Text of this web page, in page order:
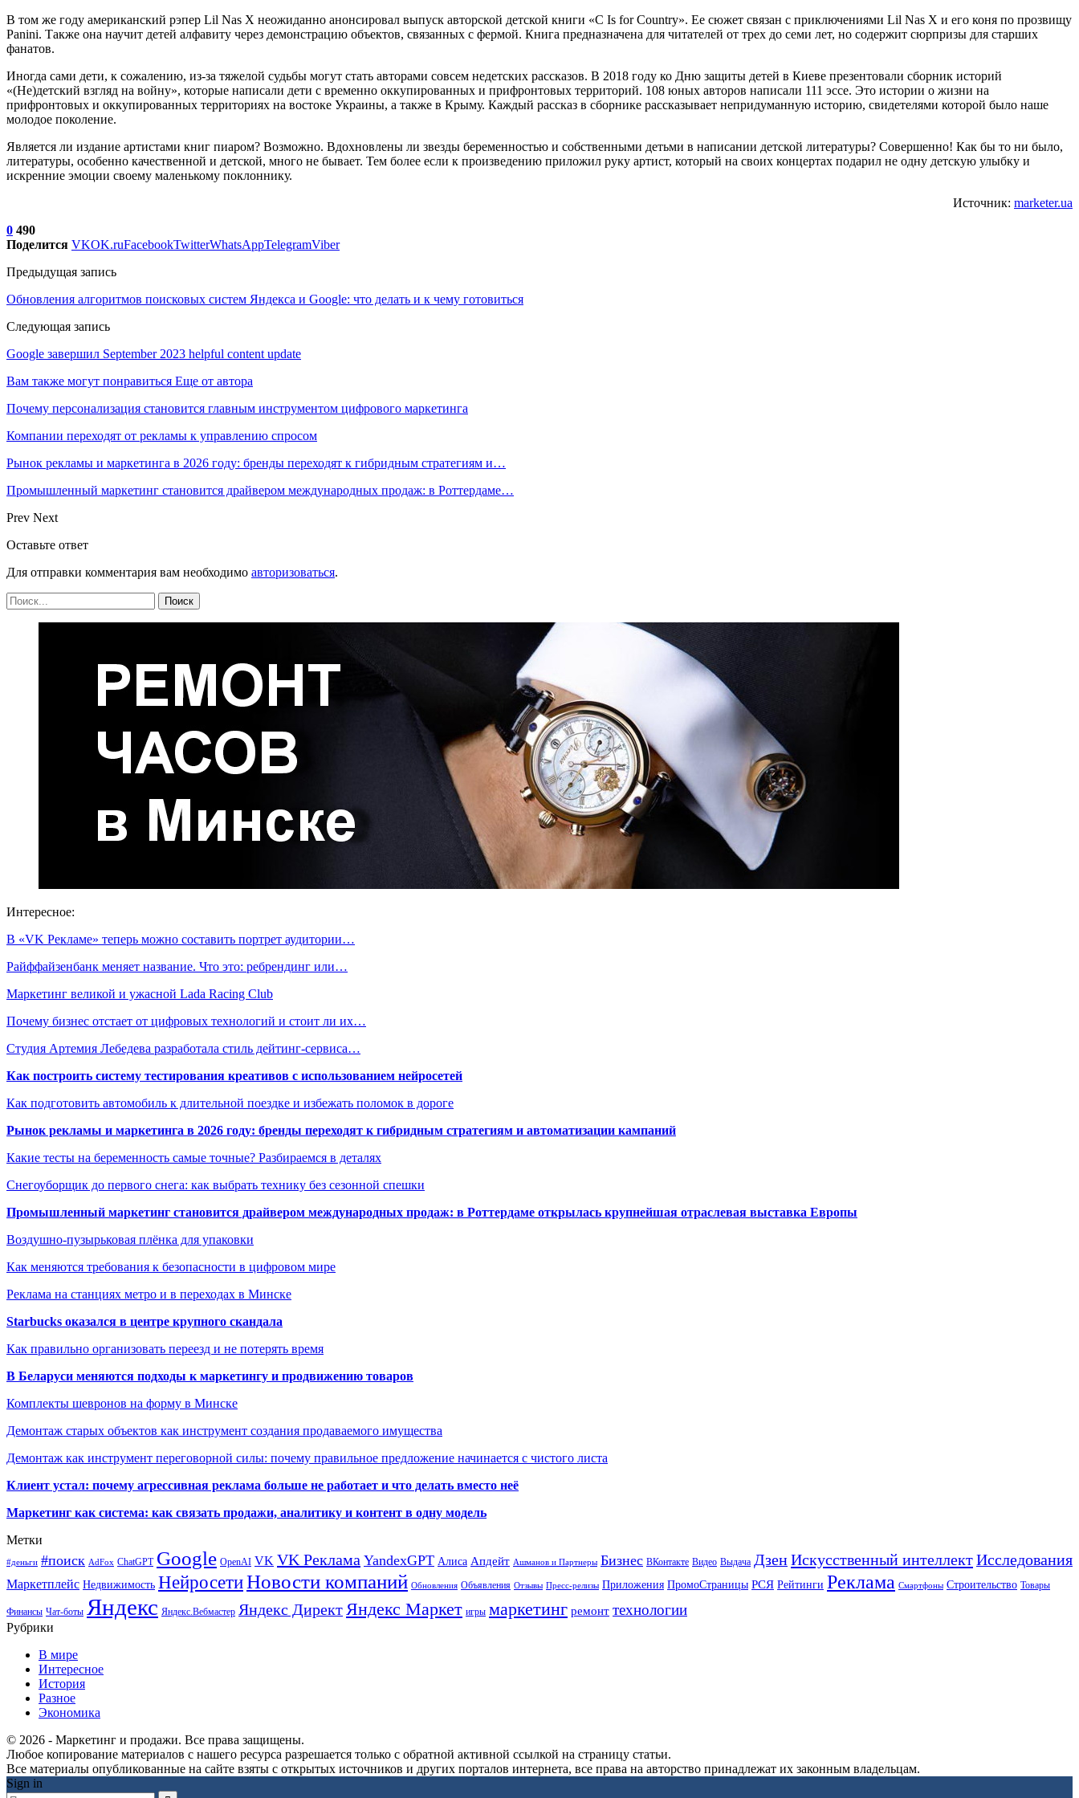
В том же году американский рэпер Lil Nas X неожиданно анонсировал выпуск авторской детской книги «C Is for Country». Ее сюжет связан с приключениями Lil Nas X и его коня по прозвищу
Panini. Также она научит детей алфавиту через демонстрацию объектов, связанных с фермой. Книга предназначена для читателей от трех до семи лет, но содержит сюрпризы для старших
фанатов.
Иногда сами дети, к сожалению, из-за тяжелой судьбы могут стать авторами совсем недетских рассказов. В 2018 году ко Дню защиты детей в Киеве презентовали сборник историй
«(Не)детский взгляд на войну», которые написали дети с временно оккупированных и прифронтовых территорий. 108 юных авторов написали 111 эссе. Это истории о жизни на
прифронтовых и оккупированных территориях на востоке Украины, а также в Крыму. Каждый рассказ в сборнике рассказывает непридуманную историю, свидетелями которой было наше
молодое поколение.
Является ли издание артистами книг пиаром? Возможно. Вдохновлены ли звезды беременностью и собственными детьми в написании детской литературы? Совершенно! Как бы то ни было,
литературы, особенно качественной и детской, много не бывает. Тем более если к произведению приложил руку артист, который на своих концертах подарил не одну детскую улыбку и
искренние эмоции своему маленькому поклоннику.
Источник: marketer.ua
0 490
Поделится VKOK.ruFacebookTwitterWhatsAppTelegramViber
Предыдущая запись
Обновления алгоритмов поисковых систем Яндекса и Google: что делать и к чему готовиться
Следующая запись
Google завершил September 2023 helpful content update
Вам также могут понравиться Еще от автора
Почему персонализация становится главным инструментом цифрового маркетинга
Компании переходят от рекламы к управлению спросом
Рынок рекламы и маркетинга в 2026 году: бренды переходят к гибридным стратегиям и…
Промышленный маркетинг становится драйвером международных продаж: в Роттердаме…
Prev Next
Оставьте ответ
Для отправки комментария вам необходимо авторизоваться.
Интересное:
В «VK Рекламе» теперь можно составить портрет аудитории…
Райффайзенбанк меняет название. Что это: ребрендинг или…
Маркетинг великой и ужасной Lada Racing Club
Почему бизнес отстает от цифровых технологий и стоит ли их…
Студия Артемия Лебедева разработала стиль дейтинг-сервиса…
Как построить систему тестирования креативов с использованием нейросетей
Как подготовить автомобиль к длительной поездке и избежать поломок в дороге
Рынок рекламы и маркетинга в 2026 году: бренды переходят к гибридным стратегиям и автоматизации кампаний
Какие тесты на беременность самые точные? Разбираемся в деталях
Снегоуборщик до первого снега: как выбрать технику без сезонной спешки
Промышленный маркетинг становится драйвером международных продаж: в Роттердаме открылась крупнейшая отраслевая выставка Европы
Воздушно-пузырьковая плёнка для упаковки
Как меняются требования к безопасности в цифровом мире
Реклама на станциях метро и в переходах в Минске
Starbucks оказался в центре крупного скандала
Как правильно организовать переезд и не потерять время
В Беларуси меняются подходы к маркетингу и продвижению товаров
Комплекты шевронов на форму в Минске
Демонтаж старых объектов как инструмент создания продаваемого имущества
Демонтаж как инструмент переговорной силы: почему правильное предложение начинается с чистого листа
Клиент устал: почему агрессивная реклама больше не работает и что делать вместо неё
Маркетинг как система: как связать продажи, аналитику и контент в одну модель
Метки
#деньги #поиск AdFox ChatGPT Google OpenAI VK VK Реклама YandexGPT Алиса Апдейт Ашманов и Партнеры Бизнес ВКонтакте Видео Выдача ДзенИскусственный интеллектИсследования
Маркетплейс Недвижимость НейросетиНовости компаний Обновления Объявления Отзывы Пресс-релизы Приложения ПромоСтраницы РСЯ Рейтинги Реклама Смартфоны Строительство Товары
Финансы Чат-боты Яндекс Яндекс.Вебмастер Яндекс Директ Яндекс Маркет игры маркетинг ремонт технологии
Рубрики
В мире
Интересное
История
Разное
Экономика
© 2026 - Маркетинг и продажи. Все права защищены.
Любое копирование материалов с нашего ресурса разрешается только с обратной активной ссылкой на страницу статьи.
Все материалы опубликованные на сайте взяты с открытых источников и других порталов интернета, все права на авторство принадлежат их законным владельцам.
Sign in